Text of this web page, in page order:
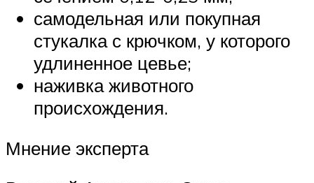
самодельная или покупная
стукалка с крючком, у которого
удлиненное цевье;
наживка животного
происхождения.
Мнение эксперта